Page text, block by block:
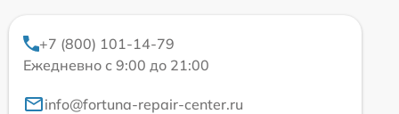
+7 (800) 101-14-79
Ежедневно с 9:00 до 21:00
info@fortuna-repair-center.ru